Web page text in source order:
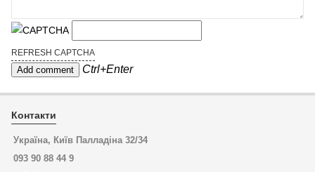
REFRESH CAPTCHA
Ctrl+Enter
Контакти
Україна, Київ Палладіна 32/34
093 90 88 44 9